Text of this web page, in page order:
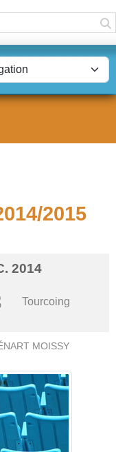
2015
2014
Tourcoing
MOISSY